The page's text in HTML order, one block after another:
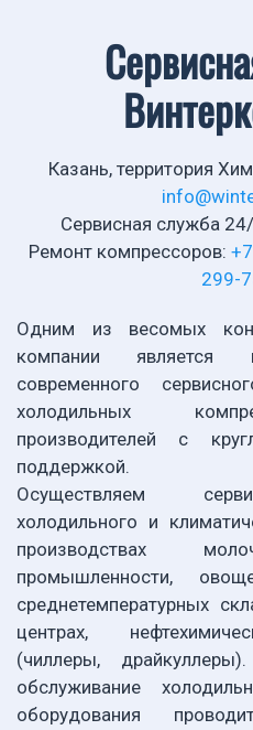
Казань, территория
Cервисная служба
Ремонт компрессоров:
299-
Одним из весомых
компании является
современного
холодильных
производителей с
поддержкой.
Осуществляем
холодильного и
производствах
промышленности,
среднетемпературных
центрах,
(чиллеры,
обслуживание
оборудования